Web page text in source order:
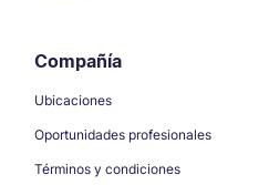
Compañía
Ubicaciones
Oportunidades profesionales
Términos y condiciones